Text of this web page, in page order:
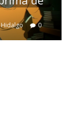
Hidalgo 0